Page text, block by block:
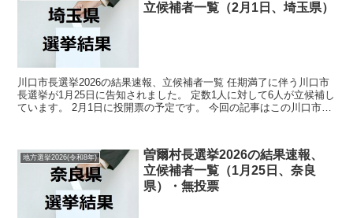
立候補者一覧（2月1日、埼玉県）
川口市長選挙2026の結果速報、立候補者一覧 任期満了に伴う川口市
長選挙が1月25日に告知されました。 定数1人に対して6人が立候補し
ています。 2月1日に投開票の予定です。 今回の記事はこの川口市長
地方選挙2026(令和8年)
曽爾村長選挙2026の結果速報、
立候補者一覧（1月25日、奈良
県）・無投票